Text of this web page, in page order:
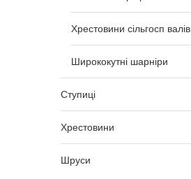
Хрестовини сільгосп валів
Ширококутні шарніри
Ступиці
Хрестовини
Шруси